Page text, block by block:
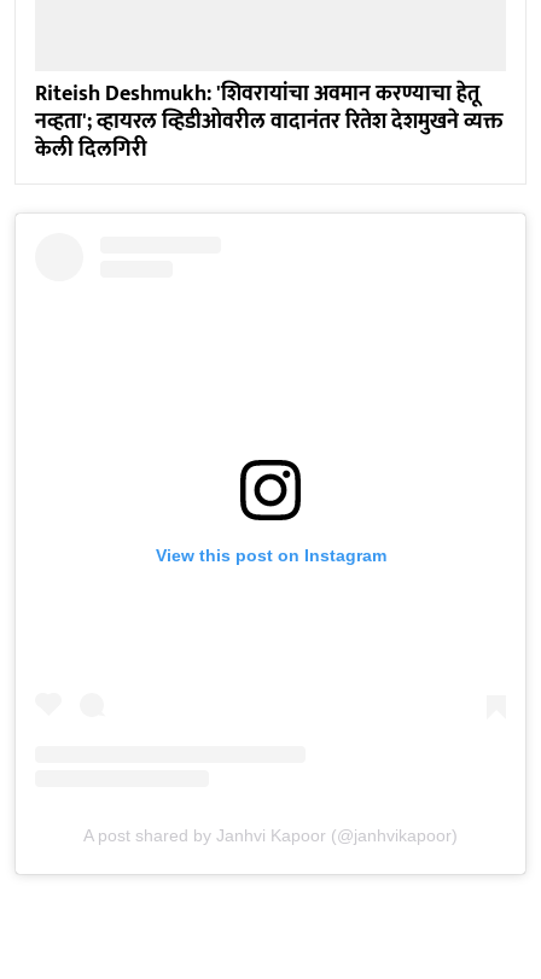
Riteish Deshmukh: 'शिवरायांचा अवमान करण्याचा हेतू
नव्हता'; व्हायरल व्हिडीओवरील वादानंतर रितेश देशमुखने व्यक्त
केली दिलगिरी
View this post on Instagram
A post shared by Janhvi Kapoor (@janhvikapoor)